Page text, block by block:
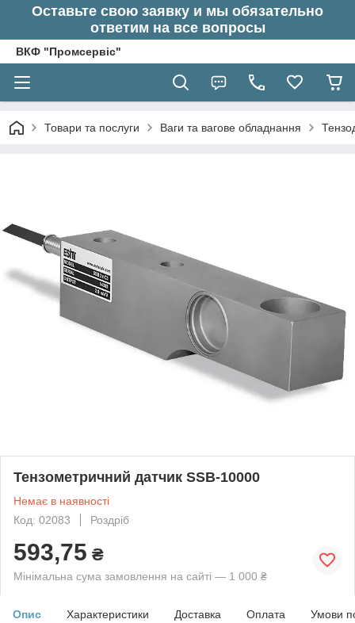
Оставьте свою заявку и мы обязательно
ответим на все вопросы
ВКФ "Промсервіс"
Товари та послуги Ваги та вагове обладнання
Тензометричний датчик SSB-10000
Немає в наявності
Код: 02083
Роздріб
593,75 ₴
Мінімальна сума замовлення на сайті — 1 000 ₴
Опис Характеристики Доставка Оплата Умови